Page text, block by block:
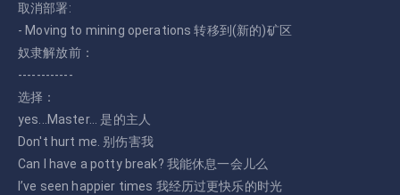
取消部署:
- Moving to mining operations 转移到(新的)矿区
奴隶解放前：
------------
选择：
yes...Master... 是的主人
Don't hurt me. 别伤害我
Can I have a potty break? 我能休息一会儿么
I’ve seen happier times 我经历过更快乐的时光